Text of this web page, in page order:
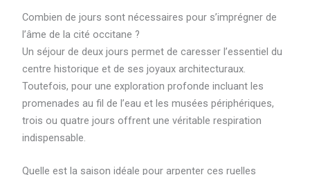
Combien de jours sont nécessaires pour s’imprégner de
l’âme de la cité occitane ?
Un séjour de deux jours permet de caresser l’essentiel du
centre historique et de ses joyaux architecturaux.
Toutefois, pour une exploration profonde incluant les
promenades au fil de l’eau et les musées périphériques,
trois ou quatre jours offrent une véritable respiration
indispensable.
Quelle est la saison idéale pour arpenter ces ruelles